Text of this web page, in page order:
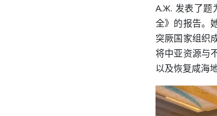
А.Ж. 发表了题
全》的报告。
突厥国家组织
将中亚资源与
以及恢复咸海